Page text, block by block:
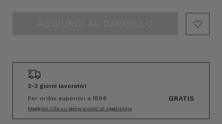
2-3 giorni lavorativi
Per ordini superiori a 189€
GRATIS
Maggiori info su tempi e costi di spedizione